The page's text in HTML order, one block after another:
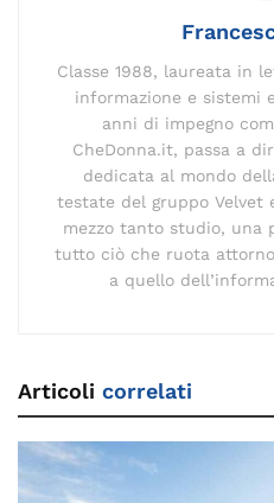
Classe 1988, laureata in
informazione e sistemi
anni di impegno
CheDonna.it, passa a
dedicata al mondo
testate del gruppo Velvet
mezzo tanto studio, una
tutto ciò che ruota
a quello
Articoli correlati